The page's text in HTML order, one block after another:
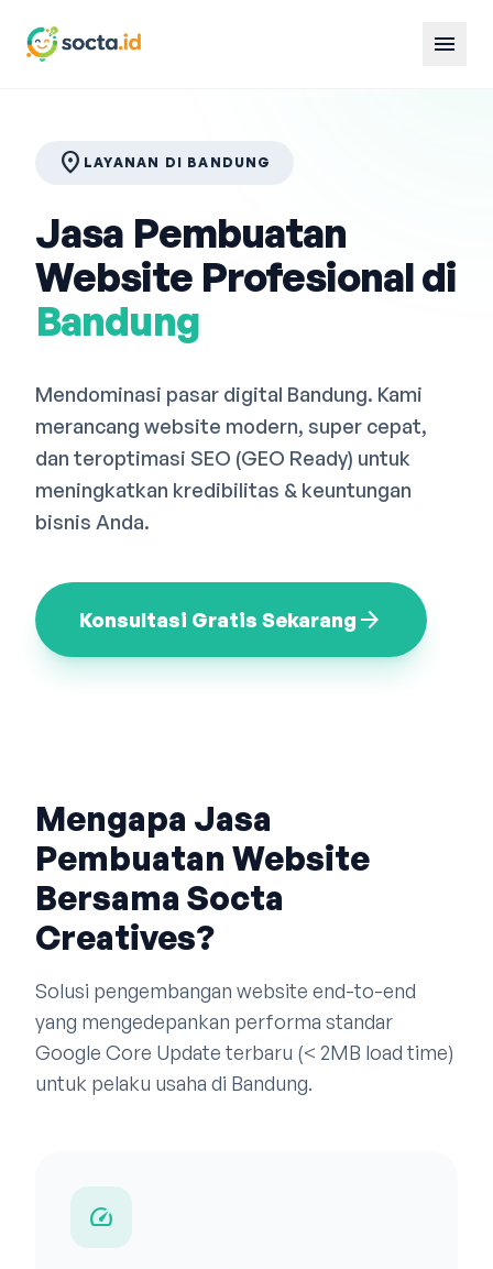
menu
Bahasa Indonesia
location_on LAYANAN DI BANDUNG
Jasa Pembuatan
Website Profesional di
Bandung
Mendominasi pasar digital Bandung. Kami
merancang website modern, super cepat,
dan teroptimasi SEO (GEO Ready) untuk
meningkatkan kredibilitas & keuntungan
bisnis Anda.
Konsultasi Gratis Sekarang arrow_forward
Mengapa Jasa
Pembuatan Website
Bersama Socta
Creatives?
Solusi pengembangan website end-to-end
yang mengedepankan performa standar
Google Core Update terbaru (< 2MB load time)
untuk pelaku usaha di Bandung.
speed